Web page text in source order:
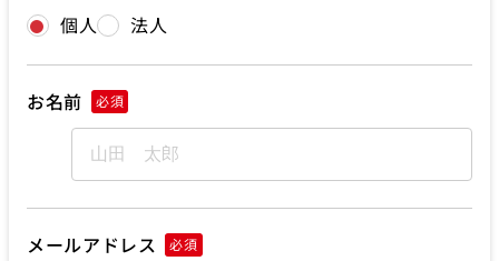
個人 法人
お名前 必須
メールアドレス 必須